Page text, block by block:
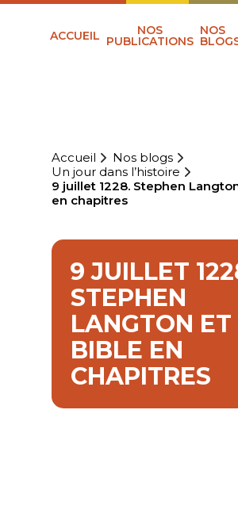
ACCUEIL NOS
PUBLICATIONS
NOS
Accueil
Nos blogs
Un jour dans l’histoire
9 juillet 1228. Stephen
en chapitres
9 JUILLET
STEPHEN
LANGTON
BIBLE EN
CHAPITRES